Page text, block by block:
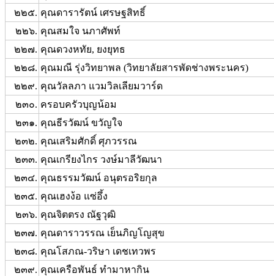
๒๒๕. คุณดารารัตน์ เศรษฐสิทธิ์
๒๒๖. คุณสมใจ นภาศัพท์
๒๒๗. คุณดวงหทัย, ยงยุทธ
๒๒๘. คุณมณี รุ่งวิทยาพล (วิทยาลัยสารพัดช่างพระนคร)
๒๒๙. คุณวัลลภา แวมวิลเลียมวาร์ด
๒๓๐. ครอบครัวบุญน้อม
๒๓๑. คุณธีรวัฒน์ ขวัญใจ
๒๓๒. คุณเสริมศักดิ์ ศุภวรรณ
๒๓๓. คุณเกรียงไกร วงษ์มาลีวัฒนา
๒๓๔. คุณธรรมวัฒน์ อนุตรอริยกุล
๒๓๕. คุณเฮงง้อ แซ่อึ้ง
๒๓๖. คุณจิตตรง ณัฐวุฒิ
๒๓๗. คุณดาราวรรณ เย็นภิญโญสุข
๒๓๘. คุณโสภณ-วริษา เดชเทวพร
๒๓๙. คุณเครือพันธ์ ทำมาหากิน